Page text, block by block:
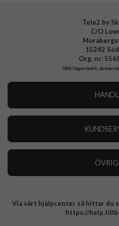
Tele2 by
C/O
15242
Org. nr:
OBS!Ingen butik, du kan
Integritetspolicy
Via vårt hjälpcenter så hittar du
https://